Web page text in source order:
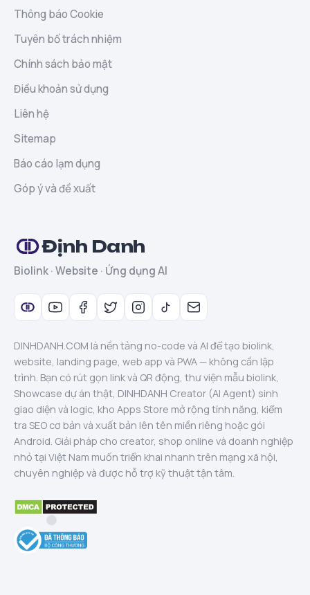
Thông báo Cookie
Tuyên bố trách nhiệm
Chính sách bảo mật
Điều khoản sử dụng
Liên hệ
Sitemap
Báo cáo lạm dụng
Góp ý và đề xuất
Định Danh
Biolink · Website · Ứng dụng AI
DINHDANH.COM là nền tảng no-code và AI để tạo biolink,
website, landing page, web app và PWA — không cần lập
trình. Bạn có rút gọn link và QR động, thư viện mẫu biolink,
Showcase dự án thật, DINHDANH Creator (AI Agent) sinh
giao diện và logic, kho Apps Store mở rộng tính năng, kiểm
tra SEO cơ bản và xuất bản lên tên miền riêng hoặc gói
Android. Giải pháp cho creator, shop online và doanh nghiệp
nhỏ tại Việt Nam muốn triển khai nhanh trên mạng xã hội,
chuyên nghiệp và được hỗ trợ kỹ thuật tận tâm.